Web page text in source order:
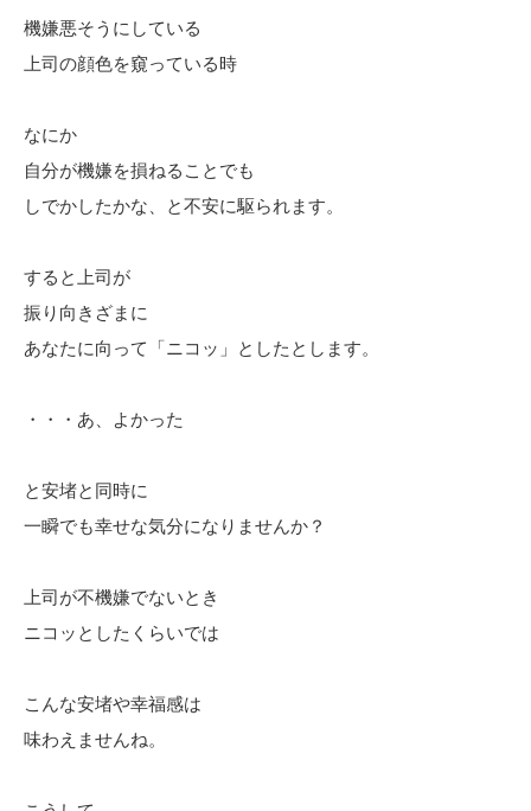
機嫌悪そうにしている
上司の顔色を窺っている時
なにか
自分が機嫌を損ねることでも
しでかしたかな、と不安に駆られます。
すると上司が
振り向きざまに
あなたに向って「ニコッ」としたとします。
・・・あ、よかった
と安堵と同時に
一瞬でも幸せな気分になりませんか？
上司が不機嫌でないとき
ニコッとしたくらいでは
こんな安堵や幸福感は
味わえませんね。